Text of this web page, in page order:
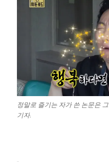
정말로 즐기는 자가 쓴 논문은
기자.